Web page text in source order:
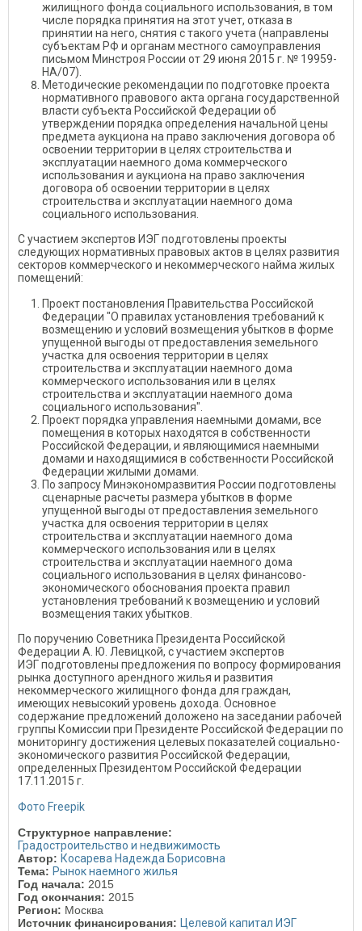
жилищного фонда социального использования, в том
числе порядка принятия на этот учет, отказа в
принятии на него, снятия с такого учета (направлены
субъектам РФ и органам местного самоуправления
письмом Минстроя России от 29 июня 2015 г. № 19959-
НА/07).
Методические рекомендации по подготовке проекта
нормативного правового акта органа государственной
власти субъекта Российской Федерации об
утверждении порядка определения начальной цены
предмета аукциона на право заключения договора об
освоении территории в целях строительства и
эксплуатации наемного дома коммерческого
использования и аукциона на право заключения
договора об освоении территории в целях
строительства и эксплуатации наемного дома
социального использования.
С участием экспертов ИЭГ подготовлены проекты
следующих нормативных правовых актов в целях развития
секторов коммерческого и некоммерческого найма жилых
помещений:
Проект постановления Правительства Российской
Федерации "О правилах установления требований к
возмещению и условий возмещения убытков в форме
упущенной выгоды от предоставления земельного
участка для освоения территории в целях
строительства и эксплуатации наемного дома
коммерческого использования или в целях
строительства и эксплуатации наемного дома
социального использования".
Проект порядка управления наемными домами, все
помещения в которых находятся в собственности
Российской Федерации, и являющимися наемными
домами и находящимися в собственности Российской
Федерации жилыми домами.
По запросу Минэкономразвития России подготовлены
сценарные расчеты размера убытков в форме
упущенной выгоды от предоставления земельного
участка для освоения территории в целях
строительства и эксплуатации наемного дома
коммерческого использования или в целях
строительства и эксплуатации наемного дома
социального использования в целях финансово-
экономического обоснования проекта правил
установления требований к возмещению и условий
возмещения таких убытков.
По поручению Советника Президента Российской
Федерации А. Ю. Левицкой, с участием экспертов
ИЭГ подготовлены предложения по вопросу формирования
рынка доступного арендного жилья и развития
некоммерческого жилищного фонда для граждан,
имеющих невысокий уровень дохода. Основное
содержание предложений доложено на заседании рабочей
группы Комиссии при Президенте Российской Федерации по
мониторингу достижения целевых показателей социально-
экономического развития Российской Федерации,
определенных Президентом Российской Федерации
17.11.2015 г.
Фото Freepik
Структурное направление:
Градостроительство и недвижимость
Автор: Косарева Надежда Борисовна
Тема: Рынок наемного жилья
Год начала: 2015
Год окончания: 2015
Регион: Москва
Источник финансирования: Целевой капитал ИЭГ